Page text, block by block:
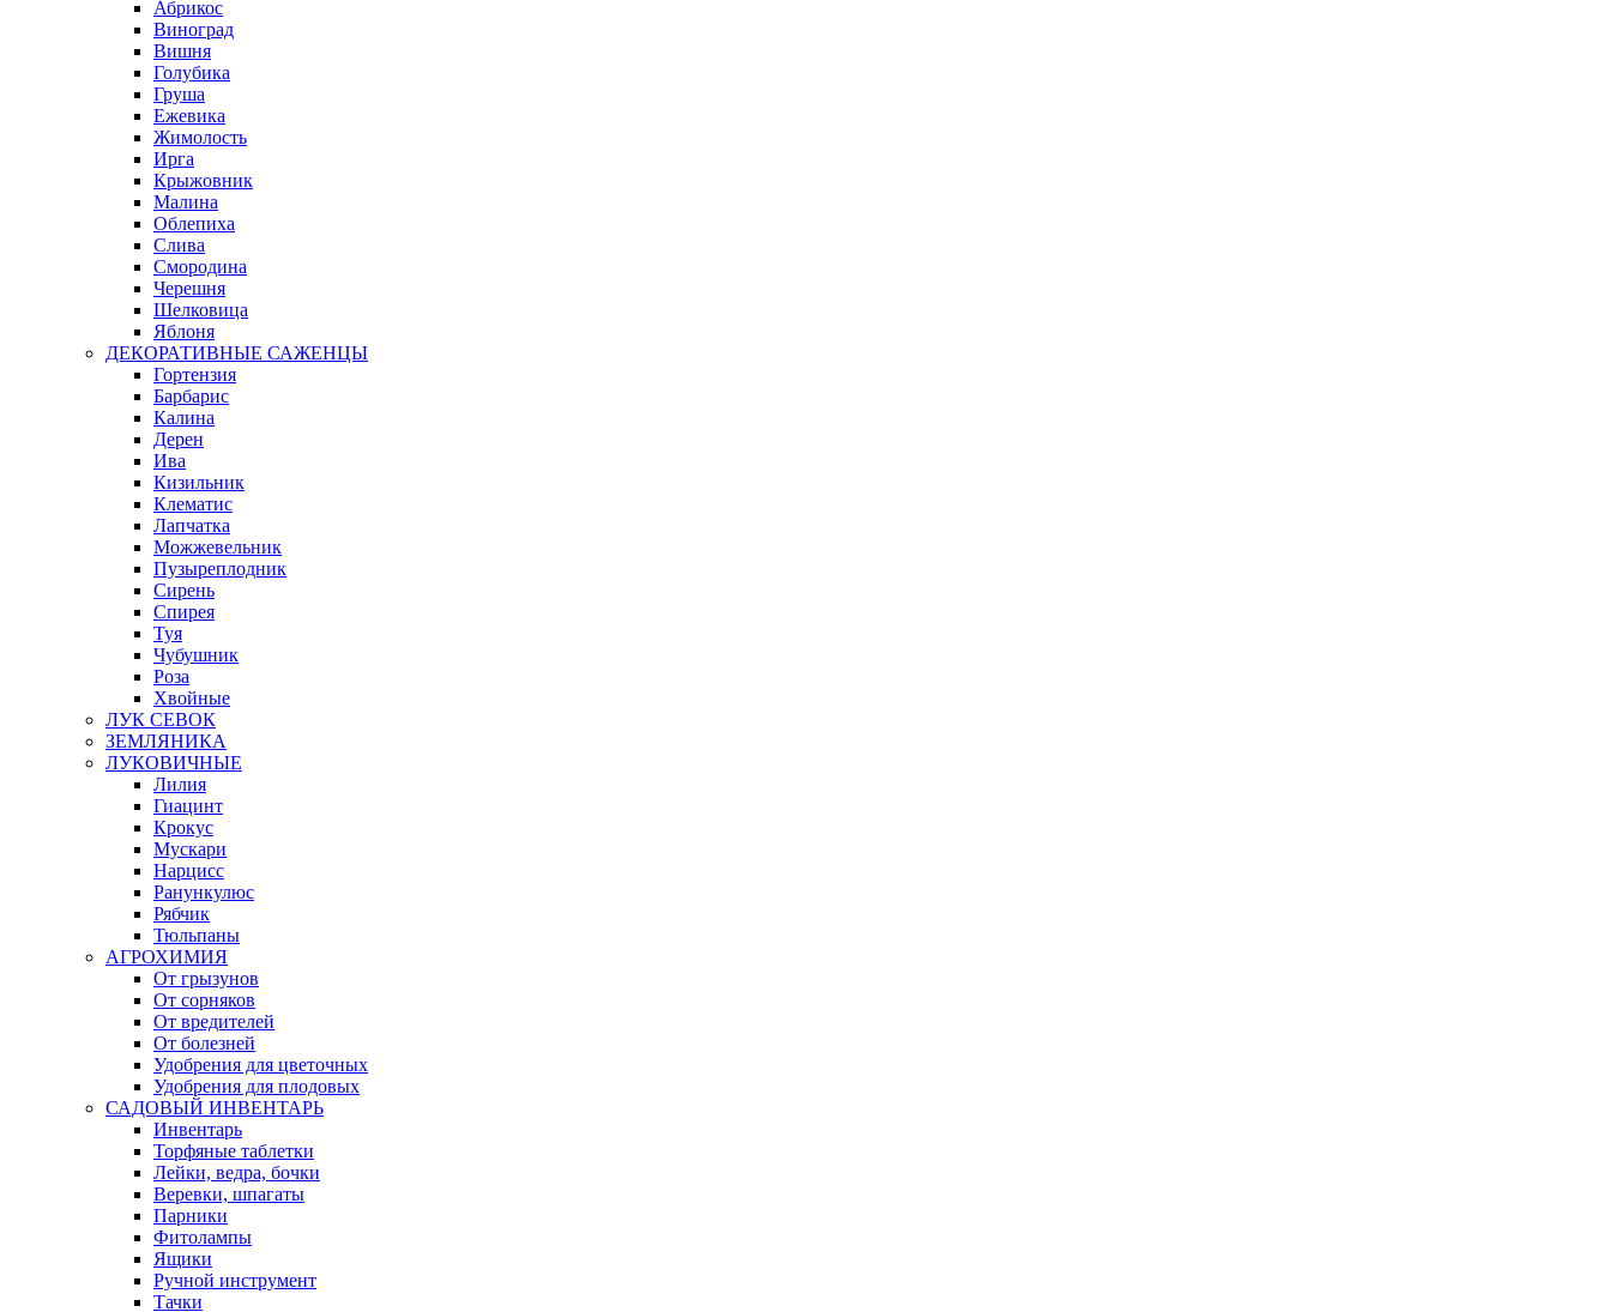
Абрикос
Виноград
Вишня
Голубика
Груша
Ежевика
Жимолость
Ирга
Крыжовник
Малина
Облепиха
Слива
Смородина
Черешня
Шелковица
Яблоня
ДЕКОРАТИВНЫЕ САЖЕНЦЫ
Гортензия
Барбарис
Калина
Дерен
Ива
Кизильник
Клематис
Лапчатка
Можжевельник
Пузыреплодник
Сирень
Спирея
Туя
Чубушник
Роза
Хвойные
ЛУК СЕВОК
ЗЕМЛЯНИКА
ЛУКОВИЧНЫЕ
Лилия
Гиацинт
Крокус
Мускари
Нарцисс
Ранункулюс
Рябчик
Тюльпаны
АГРОХИМИЯ
От грызунов
От сорняков
От вредителей
От болезней
Удобрения для цветочных
Удобрения для плодовых
САДОВЫЙ ИНВЕНТАРЬ
Инвентарь
Торфяные таблетки
Лейки, ведра, бочки
Веревки, шпагаты
Парники
Фитолампы
Ящики
Ручной инструмент
Тачки